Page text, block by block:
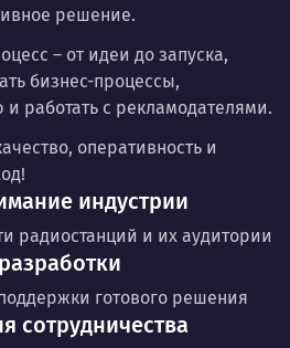
решение.
– от идеи до запуска,
бизнес-процессы,
работать с рекламодателями.
оперативность и
индустрии
радиостанций и их аудитории
готового решения
сотрудничества